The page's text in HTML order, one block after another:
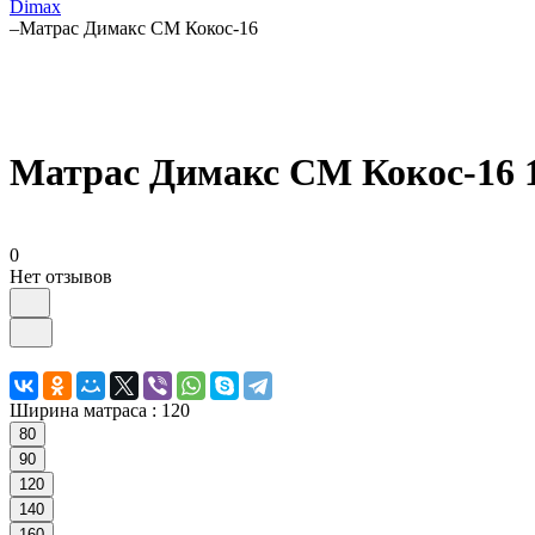
Dimax
–Матрас Димакс СМ Кокос-16
Матрас Димакс СМ Кокос-16
0
Нет отзывов
Ширина матраса : 120
80
90
120
140